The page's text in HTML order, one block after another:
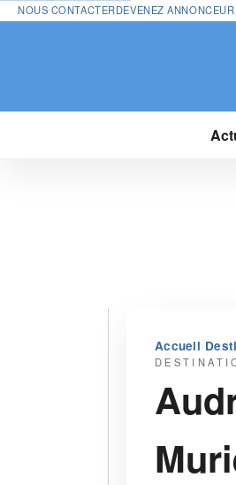
NOUS CONTACTERDEVENEZ ANNONCEUR
Accueil›